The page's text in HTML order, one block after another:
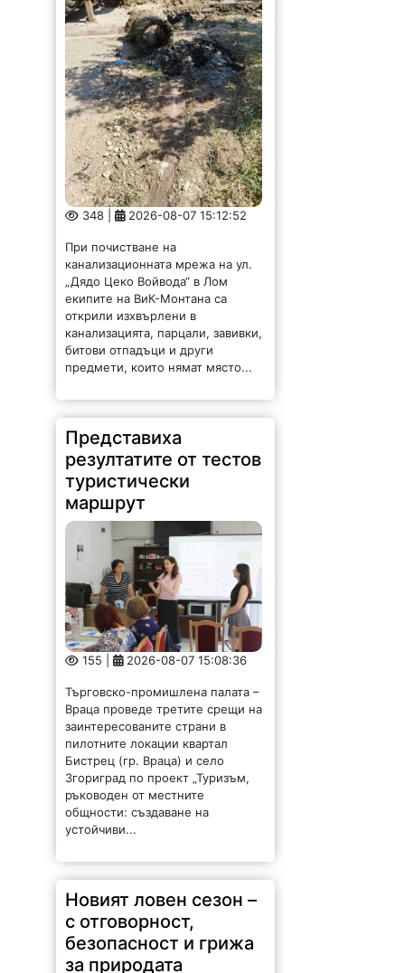
348 | 2026-08-07 15:12:52
При почистване на
канализационната мрежа на ул.
„Дядо Цеко Войвода“ в Лом
екипите на ВиК-Монтана са
открили изхвърлени в
канализацията, парцали, завивки,
битови отпадъци и други
предмети, които нямат място...
Представиха
резултатите от тестов
туристически
маршрут
155 | 2026-08-07 15:08:36
Търговско-промишлена палата –
Враца проведе третите срещи на
заинтересованите страни в
пилотните локации квартал
Бистрец (гр. Враца) и село
Згориград по проект „Туризъм,
ръководен от местните
общности: създаване на
устойчиви...
Новият ловен сезон –
с отговорност,
безопасност и грижа
за природата